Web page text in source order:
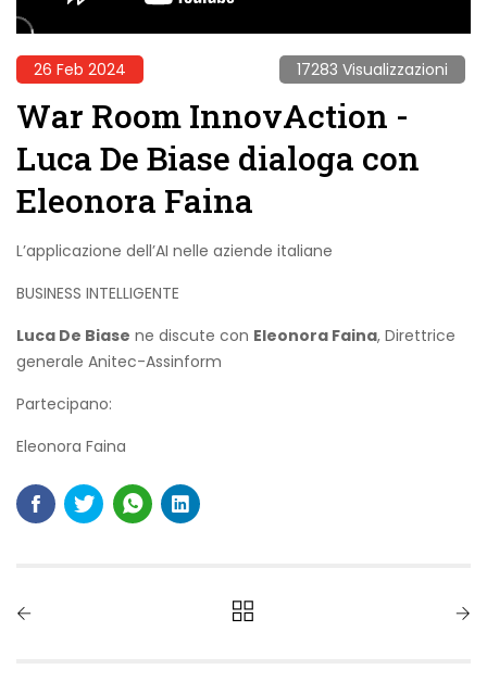
26 Feb 2024 17283 Visualizzazioni
War Room InnovAction -
Luca De Biase dialoga con
Eleonora Faina
L’applicazione dell’AI nelle aziende italiane
BUSINESS INTELLIGENTE
Luca De Biase ne discute con Eleonora Faina, Direttrice
generale Anitec-Assinform
Partecipano:
Eleonora Faina